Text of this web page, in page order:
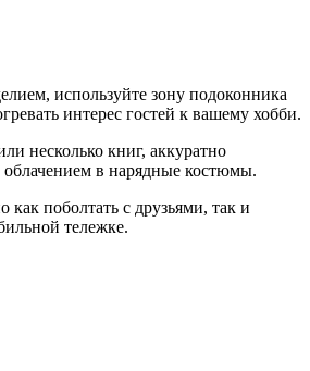
используйте зону подоконника
интерес гостей к вашему хобби.
несколько книг, аккуратно
облачением в нарядные костюмы.
как поболтать с друзьями, так и
тележке.